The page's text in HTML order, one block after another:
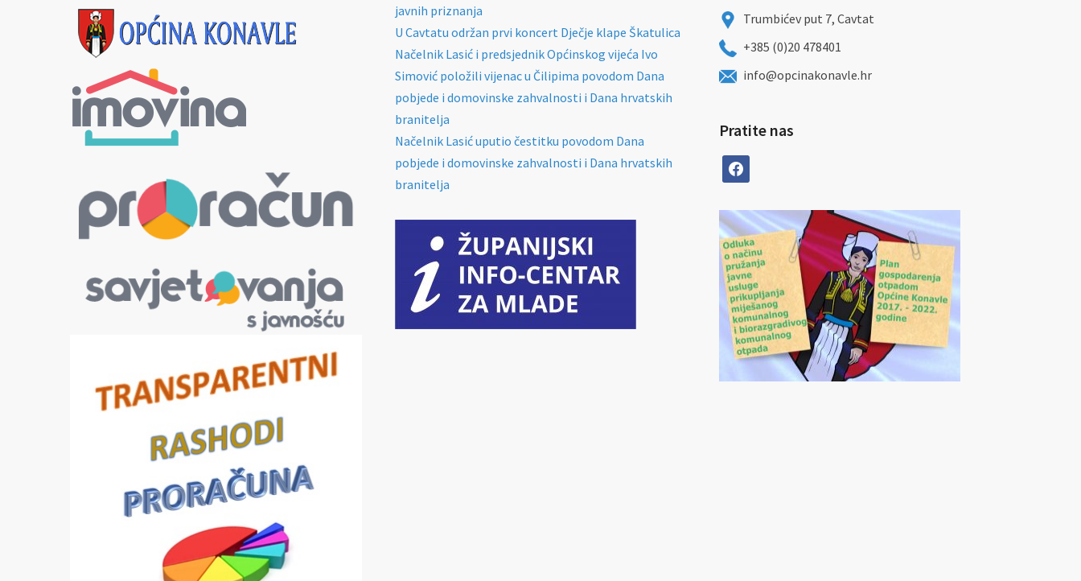
javnih priznanja
U Cavtatu održan prvi koncert Dječje klape Škatulica
Načelnik Lasić i predsjednik Općinskog vijeća Ivo
Simović položili vijenac u Čilipima povodom Dana
pobjede i domovinske zahvalnosti i Dana hrvatskih
branitelja
Načelnik Lasić uputio čestitku povodom Dana
pobjede i domovinske zahvalnosti i Dana hrvatskih
branitelja
Trumbićev put 7, Cavtat
+385 (0)20 478401
info@opcinakonavle.hr
Pratite nas
facebook